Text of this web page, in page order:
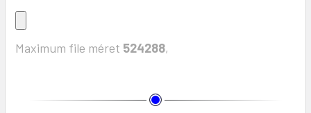
Maximum file méret 524288,